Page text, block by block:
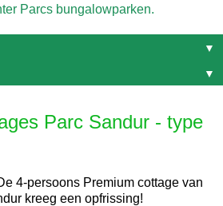
Parcs bungalowparken.
▼
▼
Parc Sandur - type
4-persoons Premium cottage van
kreeg een opfrissing!